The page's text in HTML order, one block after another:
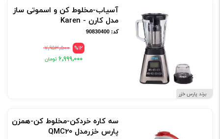
برند پارس خزر
آسیاب-مخلوط کن و اسموتی ساز
مدل کارن - Karen
کد: 90830400
%12 ۷٬۹۵۳٬۵۰۰
۶٬۹۹۹٬۰۰۰
سه کاره خردکن-مخلوط کن-همزن
پارس خزرمدل QMC20